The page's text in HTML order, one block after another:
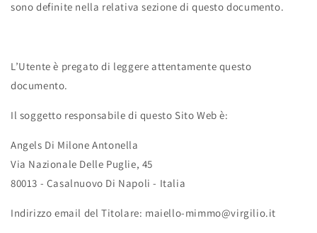
sono definite nella relativa sezione di questo documento.
L’Utente è pregato di leggere attentamente questo
documento.
Il soggetto responsabile di questo Sito Web è:
Angels Di Milone Antonella
Via Nazionale Delle Puglie, 45
80013 - Casalnuovo Di Napoli - Italia
Indirizzo email del Titolare: maiello-mimmo@virgilio.it